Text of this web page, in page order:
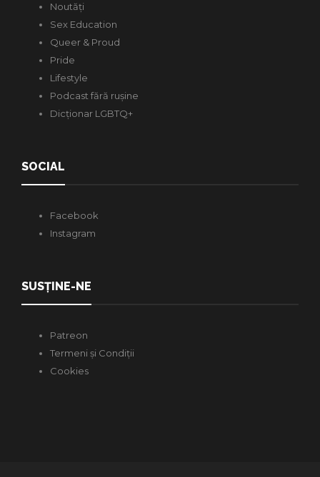
Noutăți
Sex Education
Queer & Proud
Pride
Lifestyle
Podcast fără rușine
Dicționar LGBTQ+
SOCIAL
Facebook
Instagram
SUSȚINE-NE
Patreon
Termeni și Condiții
Cookies